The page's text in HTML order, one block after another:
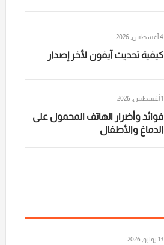
4 أغسطس, 2026
كيفية تحديث آيفون لأخر إصدار
1 أغسطس, 2026
فوائد وأضرار الهاتف المحمول على
الدماغ والأطفال
13 يوليو, 2026